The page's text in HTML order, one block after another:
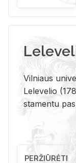
Vil­niaus
Le­le­ve­lio
sta­men­tu
PERŽIŪRĖTI